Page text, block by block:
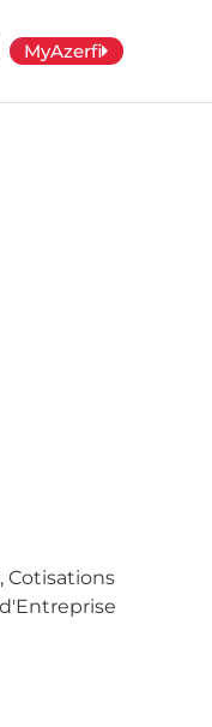
MyAzerfi
, Cotisations